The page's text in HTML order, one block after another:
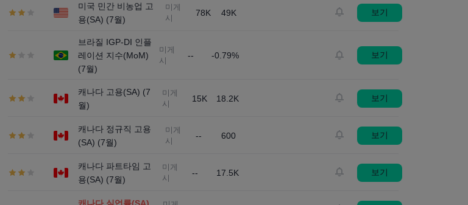
미국 민간 비농업 고
용(SA) (7월)
미게
시
78K 49K 보기
브라질 IGP-DI 인플
레이션 지수(MoM)
(7월)
미게
시
-- -0.79% 보기
캐나다 고용(SA) (7
월)
미게
시
15K 18.2K 보기
캐나다 정규직 고용
(SA) (7월)
미게
시
-- 600 보기
캐나다 파트타임 고
용(SA) (7월)
미게
시
-- 17.5K 보기
캐나다 실업률(SA)